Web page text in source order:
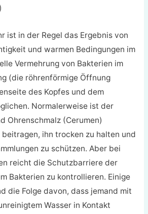
)
ist in der Regel das Ergebnis von
und warmen Bedingungen im
Vermehrung von Bakterien im
(die röhrenförmige Öffnung
des Kopfes und dem
Normalerweise ist der
Ohrenschmalz (Cerumen)
ihn trocken zu halten und
zu schützen. Aber bei
reicht die Schutzbarriere der
Bakterien zu kontrollieren. Einige
die Folge davon, dass jemand mit
Wasser in Kontakt